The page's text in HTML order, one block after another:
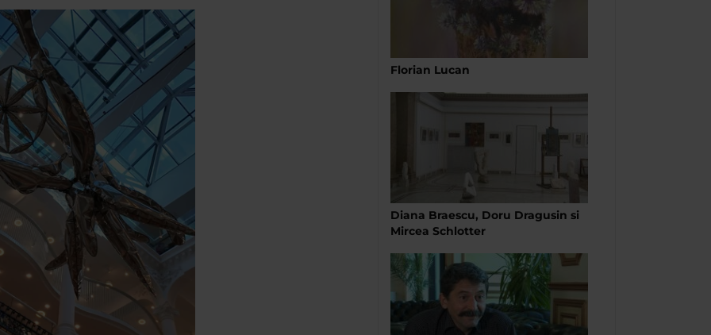
Florian Lucan
Diana Braescu, Doru Dragusin si
Mircea Schlotter